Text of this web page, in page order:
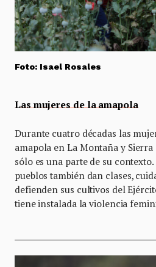
Foto: Isael Rosales
Las mujeres de la amapola
Durante cuatro décadas las
amapola en La Montaña y
sólo es una parte de su
pueblos también dan clases,
defienden sus cultivos del
tiene instalada la violencia